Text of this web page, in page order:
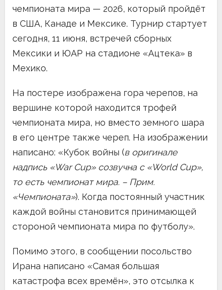
чемпионата мира — 2026, который пройдёт
в США, Канаде и Мексике. Турнир стартует
сегодня, 11 июня, встречей сборных
Мексики и ЮАР на стадионе «Ацтека» в
Мехико.
На постере изображена гора черепов, на
вершине которой находится трофей
чемпионата мира, но вместо земного шара
в его центре также череп. На изображении
написано: «Кубок войны (в оригинале
надпись «War Cup» созвучна с «World Cup»,
то есть чемпионат мира. – Прим.
«Чемпионата»). Когда постоянный участник
каждой войны становится принимающей
стороной чемпионата мира по футболу».
Помимо этого, в сообщении посольство
Ирана написано «Самая большая
катастрофа всех времён», это отсылка к